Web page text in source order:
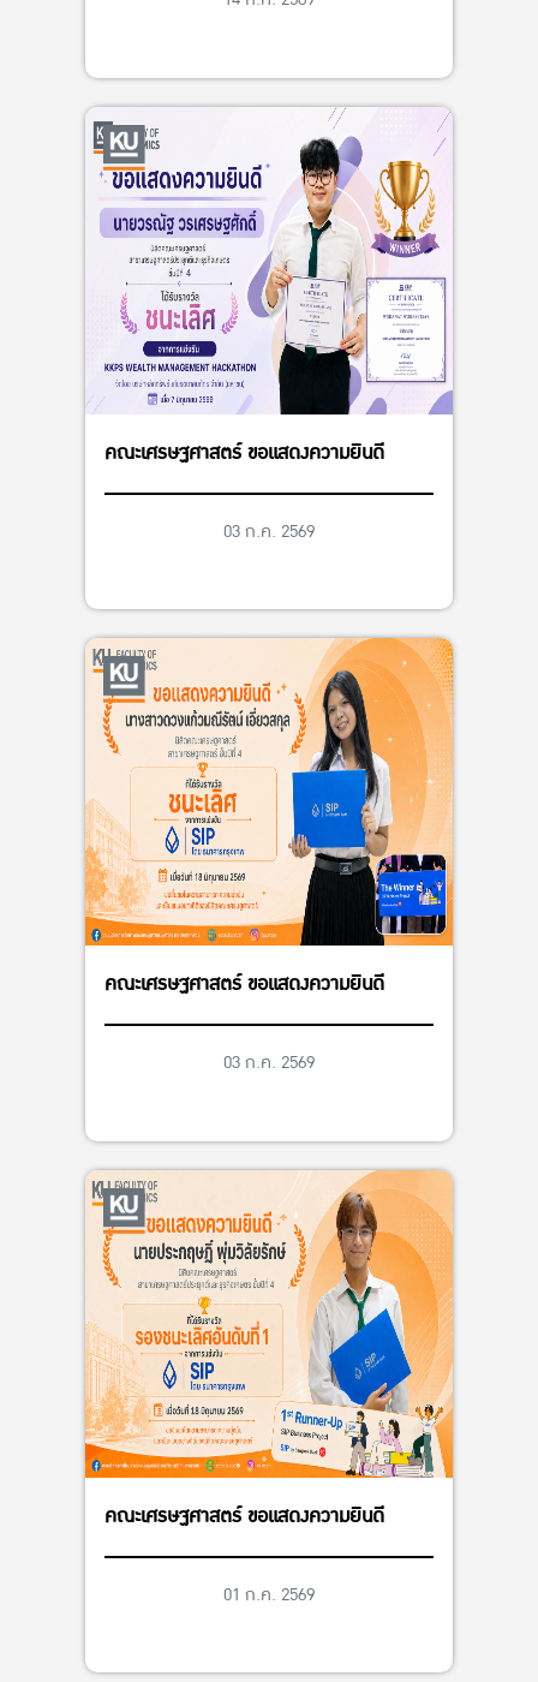
คณะเศรษฐศาสตร์ ขอแสดงความยินดี
03 ก.ค. 2569
คณะเศรษฐศาสตร์ ขอแสดงความยินดี
03 ก.ค. 2569
คณะเศรษฐศาสตร์ ขอแสดงความยินดี
01 ก.ค. 2569